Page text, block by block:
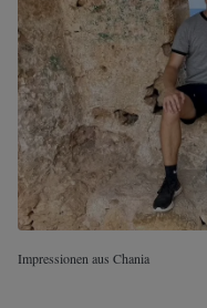
Impressionen aus Chania